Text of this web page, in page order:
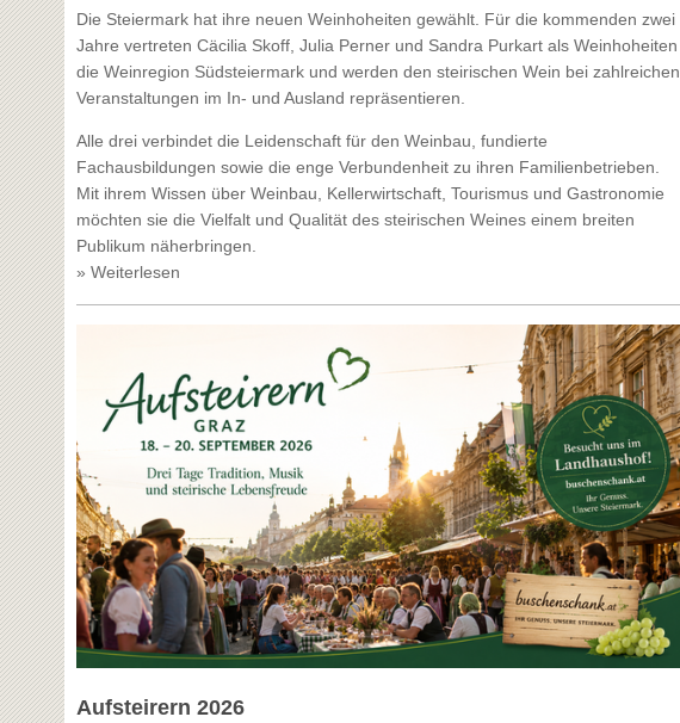
Die Steiermark hat ihre neuen Weinhoheiten gewählt. Für die kommenden zwei
Jahre vertreten Cäcilia Skoff, Julia Perner und Sandra Purkart als Weinhoheiten
die Weinregion Südsteiermark und werden den steirischen Wein bei zahlreichen
Veranstaltungen im In- und Ausland repräsentieren.
Alle drei verbindet die Leidenschaft für den Weinbau, fundierte
Fachausbildungen sowie die enge Verbundenheit zu ihren Familienbetrieben.
Mit ihrem Wissen über Weinbau, Kellerwirtschaft, Tourismus und Gastronomie
möchten sie die Vielfalt und Qualität des steirischen Weines einem breiten
Publikum näherbringen.
» Weiterlesen
Aufsteirern 2026